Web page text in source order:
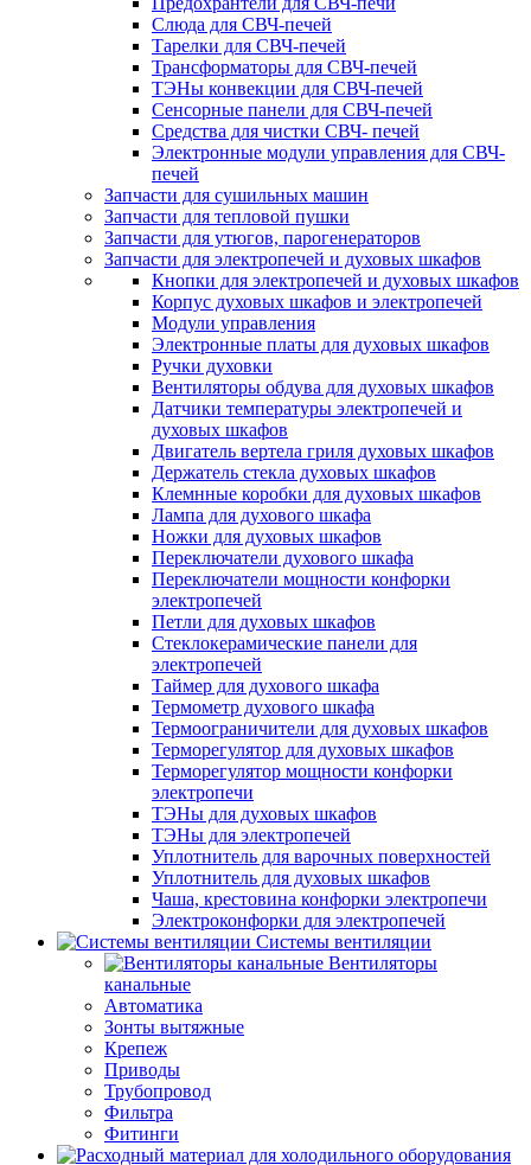
Слюда для СВЧ-печей
Тарелки для СВЧ-печей
Трансформаторы для СВЧ-печей
ТЭНы конвекции для СВЧ-печей
Сенсорные панели для СВЧ-печей
Средства для чистки СВЧ- печей
Электронные модули управления для СВЧ-
печей
Запчасти для сушильных машин
Запчасти для тепловой пушки
Запчасти для утюгов, парогенераторов
Запчасти для электропечей и духовых шкафов
Кнопки для электропечей и духовых шкафов
Корпус духовых шкафов и электропечей
Модули управления
Электронные платы для духовых шкафов
Ручки духовки
Вентиляторы обдува для духовых шкафов
Датчики температуры электропечей и
духовых шкафов
Двигатель вертела гриля духовых шкафов
Держатель стекла духовых шкафов
Клемнные коробки для духовых шкафов
Лампа для духового шкафа
Ножки для духовых шкафов
Переключатели духового шкафа
Переключатели мощности конфорки
электропечей
Петли для духовых шкафов
Стеклокерамические панели для
электропечей
Таймер для духового шкафа
Термометр духового шкафа
Термоограничители для духовых шкафов
Терморегулятор для духовых шкафов
Терморегулятор мощности конфорки
электропечи
ТЭНы для духовых шкафов
ТЭНы для электропечей
Уплотнитель для варочных поверхностей
Уплотнитель для духовых шкафов
Чаша, крестовина конфорки электропечи
Электроконфорки для электропечей
Системы вентиляции
Вентиляторы
канальные
Автоматика
Зонты вытяжные
Крепеж
Приводы
Трубопровод
Фильтра
Фитинги